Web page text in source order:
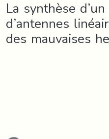
La synthèse
d’antennes
des mauvaises